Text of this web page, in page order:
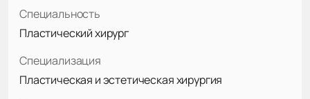
Специальность
Пластический хирург
Специализация
Пластическая и эстетическая хирургия